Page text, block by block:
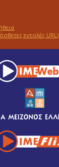
εντολές URL)